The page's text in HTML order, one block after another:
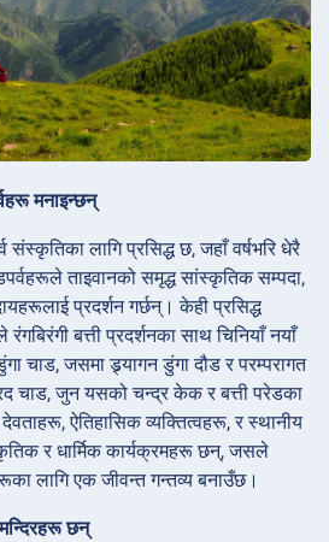
मनाइन्छन्
संस्कृतिका लागि प्रसिद्ध छ, जहाँ वर्षभरि धेरै
ताइवानको समृद्ध सांस्कृतिक सम्पदा,
प्रदर्शन गर्छन्। केही प्रसिद्ध
बत्ती प्रदर्शनका साथ चिनियाँ नयाँ
चाड, जसमा ड्र्यागन डुंगा दौड र परम्परागत
चाड, जुन यसको चन्द्र केक र बत्ती परेडका
ऐतिहासिक व्यक्तित्वहरू, र स्थानीय
र धार्मिक कार्यक्रमहरू छन्, जसले
लागि एक जीवन्त गन्तव्य बनाउँछ।
छन्